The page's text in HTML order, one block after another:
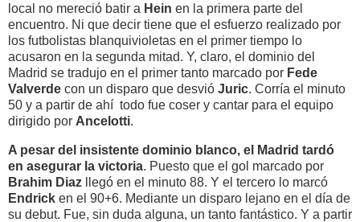
local no mereció batir a Hein en la primera parte del
encuentro. Ni que decir tiene que el esfuerzo realizado por
los futbolistas blanquivioletas en el primer tiempo lo
acusaron en la segunda mitad. Y, claro, el dominio del
Madrid se tradujo en el primer tanto marcado por Fede
Valverde con un disparo que desvió Juric. Corría el minuto
50 y a partir de ahí todo fue coser y cantar para el equipo
dirigido por Ancelotti.
A pesar del insistente dominio blanco, el Madrid tardó
en asegurar la victoria. Puesto que el gol marcado por
Brahim Diaz llegó en el minuto 88. Y el tercero lo marcó
Endrick en el 90+6. Mediante un disparo lejano en el día de
su debut. Fue, sin duda alguna, un tanto fantástico. Y a partir